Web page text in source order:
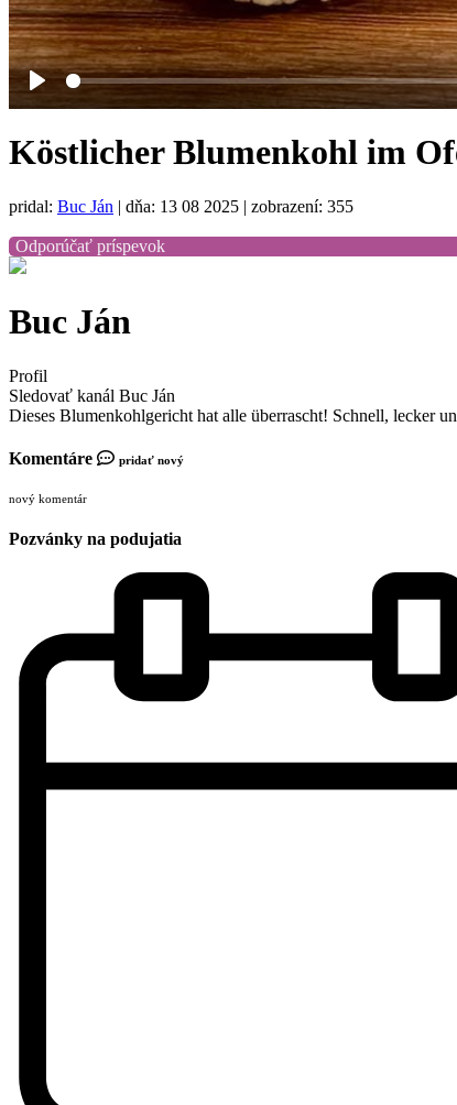
Play
Köstlicher Blumenkohl im
pridal: Buc Ján | dňa: 13 08 2025 | zobrazení: 355
Odporúčať príspevok
Buc Ján
Profil
Sledovať kanál Buc Ján
Dieses Blumenkohlgericht hat alle überrascht! Schnell, lecker
Komentáre pridať nový
nový komentár
Pozvánky na podujatia